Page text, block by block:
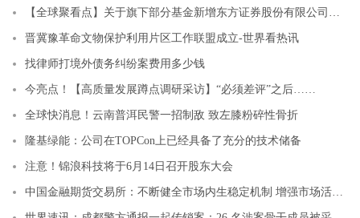
【全球聚看点】关于旗下部分基金新增东方证券股份有限公司为销售机构并参加其费率优惠活动的公告
晋冀豫革命文物保护利用片区工作联盟成立-世界看热讯
找律师打境外债务纠纷案费用多少钱
今亮点！【高质量发展蹲点调研采访】“必须差评”之后……
全球快消息！云南普洱民警一招制敌 致左膝粉碎性骨折
隆基绿能：公司在TOPCon上已经具备了充分的技术储备
注意！锦浪科技将于6月14日召开股东大会
中国金融期货交易所：不断健全市场内生稳定机制 增强市场活力和韧性_天天观焦点